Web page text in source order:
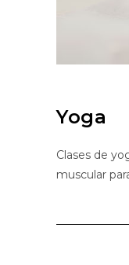
Yoga
Clases de
muscular